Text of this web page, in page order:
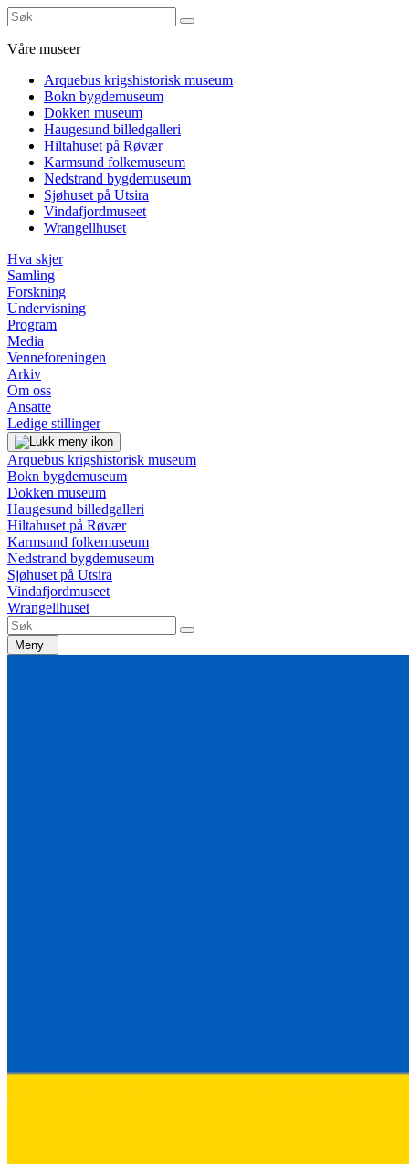
Våre museer
Arquebus krigshistorisk museum
Bokn bygdemuseum
Dokken museum
Haugesund billedgalleri
Hiltahuset på Røvær
Karmsund folkemuseum
Nedstrand bygdemuseum
Sjøhuset på Utsira
Vindafjordmuseet
Wrangellhuset
Hva skjer
Samling
Forskning
Undervisning
Program
Media
Venneforeningen
Arkiv
Om oss
Ansatte
Ledige stillinger
Arquebus krigshistorisk museum
Bokn bygdemuseum
Dokken museum
Haugesund billedgalleri
Hiltahuset på Røvær
Karmsund folkemuseum
Nedstrand bygdemuseum
Sjøhuset på Utsira
Vindafjordmuseet
Wrangellhuset
Meny